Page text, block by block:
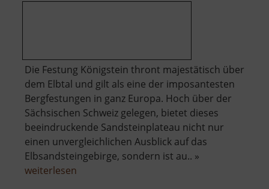
Die Festung Königstein thront majestätisch über
dem Elbtal und gilt als eine der imposantesten
Bergfestungen in ganz Europa. Hoch über der
Sächsischen Schweiz gelegen, bietet dieses
beeindruckende Sandsteinplateau nicht nur
einen unvergleichlichen Ausblick auf das
Elbsandsteingebirge, sondern ist au.. »
weiterlesen